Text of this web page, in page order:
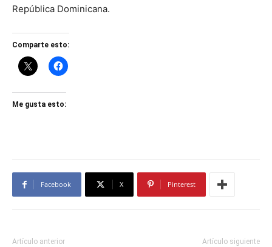
República Dominicana.
Comparte esto:
Me gusta esto:
Facebook X Pinterest
Artículo anterior Artículo siguiente